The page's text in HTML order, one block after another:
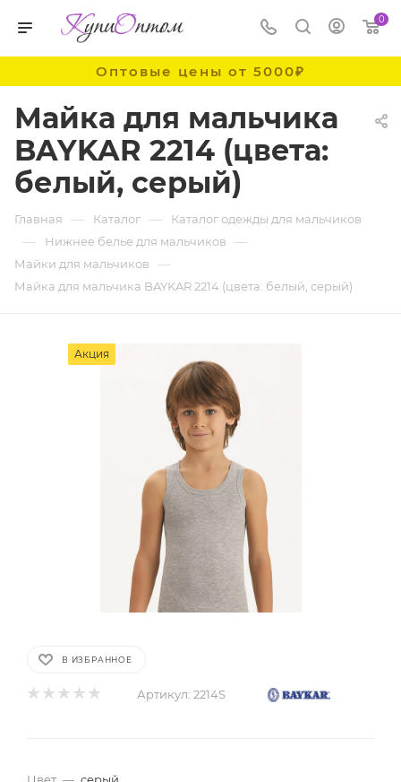
0
Оптовые цены от 5000₽
Майка для мальчика
BAYKAR 2214 (цвета:
белый, серый)
Главная — Каталог — Каталог одежды для мальчиков
— Нижнее белье для мальчиков —
Майки для мальчиков —
Майка для мальчика BAYKAR 2214 (цвета: белый, серый)
Акция
В ИЗБРАННОЕ
Артикул: 2214S